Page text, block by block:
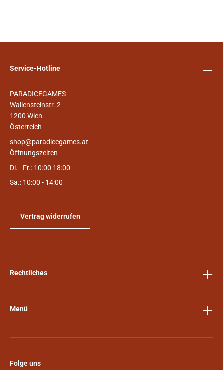
Service-Hotline
PARADICEGAMES
Wallensteinstr. 2
1200 Wien
Österreich
shop@paradicegames.at
Öffnungszeiten
Di. - Fr.: 10:00 18:00
Sa.: 10:00 - 14:00
Vertrag widerrufen
Rechtliches
Menü
Folge uns